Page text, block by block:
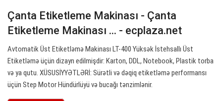
Çanta Etiketleme Makinası - Çanta
Etiketleme Makinası ... - ecplaza.net
Avtomatik Üst Etiketləmə Makinası LT-400 Yüksək İstehsallı Üst
Etiketləmə üçün dizayn edilmişdir: Karton, DDL, Notebook, Plastik torba
və ya qutu. XÜSUSİYYƏTLƏRİ: Sürətli və dəqiq etiketləmə performansı
üçün Step Motor Hündürlüyü və bucağı tənzimlənir.